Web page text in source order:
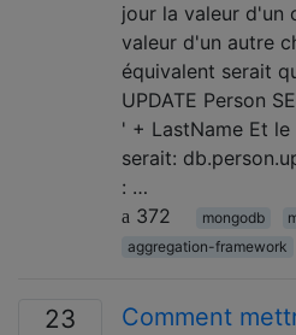
jour la valeur d'un
valeur d'un autre
équivalent serait
UPDATE Person
' + LastName Et
serait:
: …
372
mongodb
aggregation-framework
23
Comment